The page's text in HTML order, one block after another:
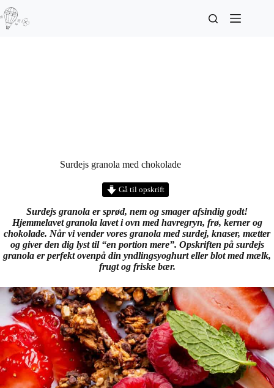
Surdejs granola med chokolade
Gå til opskrift
Surdejs granola er sprød, nem og smager afsindig godt!
Hjemmelavet granola lavet i ovn med havregryn, frø, kerner og
chokolade. Når vi vender vores granola med surdej, knaser, mætter
og giver den dig lyst til “en portion mere”. Opskriften på surdejs
granola er perfekt ovenpå din yndlingsyoghurt eller blot med mælk,
frugt og friske bær.